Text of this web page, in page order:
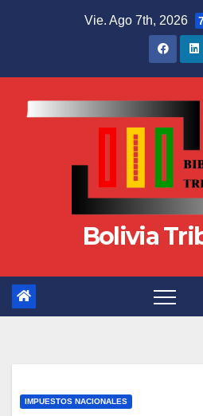
Vie. Ago 7th, 2026
Bolivia
IMPUESTOS NACIONALES